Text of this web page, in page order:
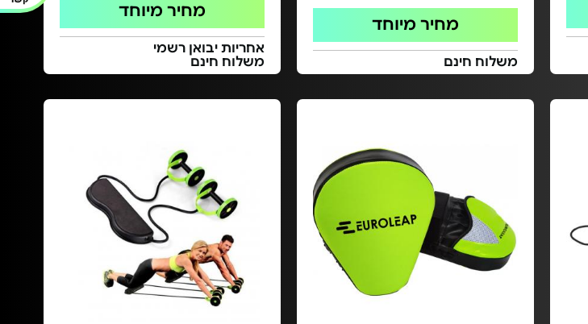
מחיר מיוחד
משלוח חינם
מחיר מיוחד
אחריות יבואן רשמי
משלוח חינם